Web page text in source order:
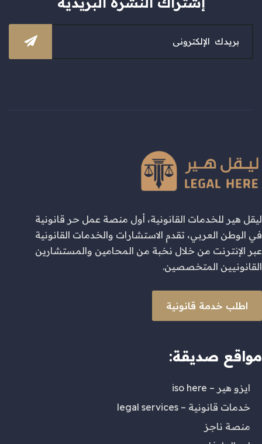
ليقل هير للخدمات القانونية، أول منصة عمل حر قانونية
في الوطن العربي، تقدم الاستشارات والخدمات القانونية
عبر الإنترنت من خلال نخبة من المحامين والمستشارين
القانونيين المتخصصين.
اطلب خدمة قانونية
مواقع صديقة:
ايزو هير – iso here
خدمات قانونية – legal services
منصة ناجز